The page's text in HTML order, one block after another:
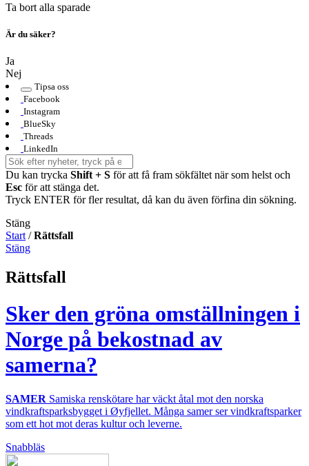
Ta bort alla sparade
Är du säker?
Ja
Nej
Tipsa oss
Facebook
Instagram
BlueSky
Threads
LinkedIn
Du kan trycka Shift + S för att få fram sökfältet när som helst och
Esc för att stänga det.
Tryck ENTER för fler resultat, då kan du även förfina din sökning.
Stäng
Start /Rättsfall
Stäng
Rättsfall
Sker den gröna omställningen i
Norge på bekostnad av
samerna?
SAMER Samiska renskötare har väckt åtal mot den norska
vindkraftsparksbygget i Øyfjellet. Många samer ser vindkraftsparker
som ett hot mot deras kultur och leverne.
Snabbläs